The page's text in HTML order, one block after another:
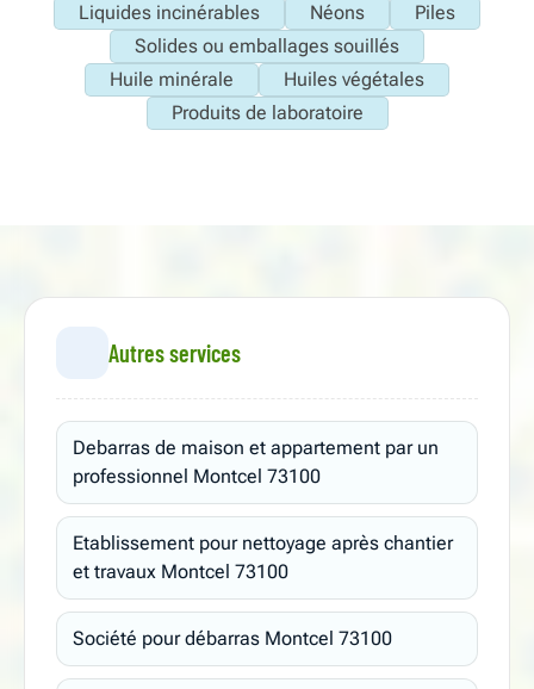
Liquides incinérables
Néons
Piles
Solides ou emballages souillés
Huile minérale
Huiles végétales
Produits de laboratoire
Autres services
Debarras de maison et appartement par un
professionnel Montcel 73100
Etablissement pour nettoyage après chantier
et travaux Montcel 73100
Société pour débarras Montcel 73100